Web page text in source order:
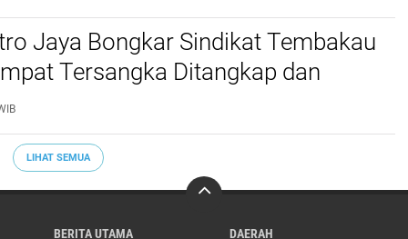
Jaya Bongkar Sindikat Tembakau
Tersangka Ditangkap dan
Kilogram Barang Bukti Disita
LIHAT SEMUA
BERITA UTAMA DAERAH